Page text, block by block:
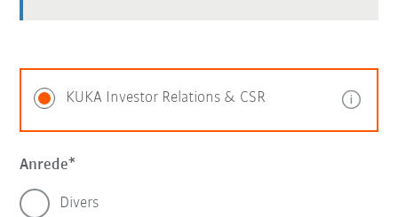
KUKA Investor Relations & CSR
Anrede
Divers